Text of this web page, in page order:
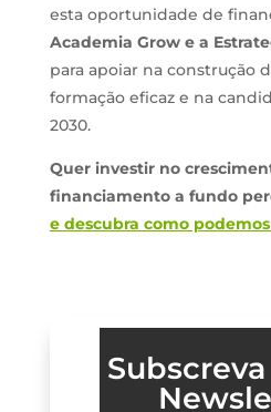
esta oportunidade de
Academia Grow e a
para apoiar na construção
formação eficaz e na
2030.
Quer investir no
financiamento a fundo
e descubra como